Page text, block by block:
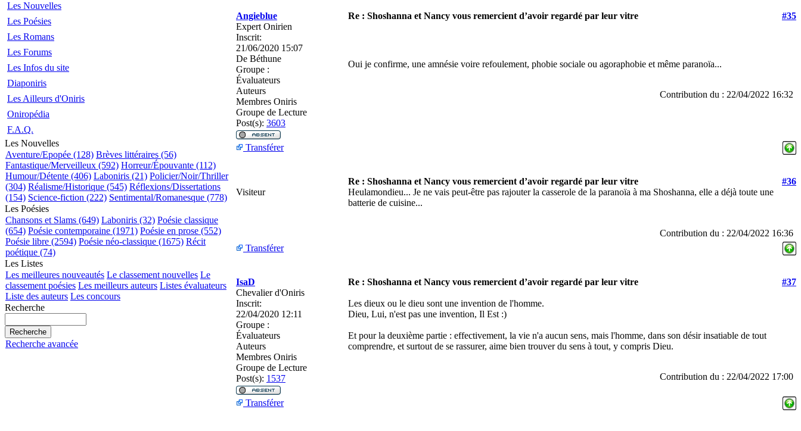
Les Nouvelles
Les Poésies
Les Romans
Les Forums
Les Infos du site
Diaponiris
Les Ailleurs d'Oniris
Oniropédia
F.A.Q.
Les Nouvelles
Aventure/Epopée (128) Brèves littéraires (56)
Fantastique/Merveilleux (592) Horreur/Épouvante (112)
Humour/Détente (406) Laboniris (21) Policier/Noir/Thriller
(304) Réalisme/Historique (545) Réflexions/Dissertations
(154) Science-fiction (222) Sentimental/Romanesque (778)
Les Poésies
Chansons et Slams (649) Laboniris (32) Poésie classique
(654) Poésie contemporaine (1971) Poésie en prose (552)
Poésie libre (2594) Poésie néo-classique (1675) Récit
poétique (74)
Les Listes
Les meilleures nouveautés Le classement nouvelles Le
classement poésies Les meilleurs auteurs Listes évaluateurs
Liste des auteurs Les concours
Recherche
Recherche avancée
Angieblue Re : Shoshanna et Nancy vous remercient d’avoir regardé par leur vitre
#35
Expert Onirien
Inscrit:
21/06/2020 15:07
De Béthune
Groupe :
Évaluateurs
Auteurs
Membres Oniris
Groupe de Lecture
Post(s): 3603
Oui je confirme, une amnésie voire refoulement, phobie sociale ou agoraphobie et même paranoïa...
Contribution du : 22/04/2022 16:32
Transférer
Re : Shoshanna et Nancy vous remercient d’avoir regardé par leur vitre
#36
Visiteur
Heulamondieu... Je ne vais peut-être pas rajouter la casserole de la paranoïa à ma Shoshanna, elle a déjà toute une
batterie de cuisine...
Contribution du : 22/04/2022 16:36
Transférer
IsaD Re : Shoshanna et Nancy vous remercient d’avoir regardé par leur vitre
#37
Chevalier d'Oniris
Inscrit:
22/04/2020 12:11
Groupe :
Évaluateurs
Auteurs
Membres Oniris
Groupe de Lecture
Post(s): 1537
Les dieux ou le dieu sont une invention de l'homme.
Dieu, Lui, n'est pas une invention, Il Est :)
Et pour la deuxième partie : effectivement, la vie n'a aucun sens, mais l'homme, dans son désir insatiable de tout
comprendre, et surtout de se rassurer, aime bien trouver du sens à tout, y compris Dieu.
Contribution du : 22/04/2022 17:00
Transférer